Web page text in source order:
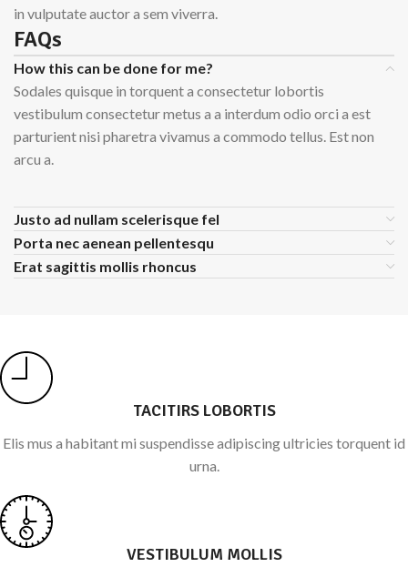
in vulputate auctor a sem viverra.
FAQs
How this can be done for me?
Sodales quisque in torquent a consectetur lobortis
vestibulum consectetur metus a a interdum odio orci a est
parturient nisi pharetra vivamus a commodo tellus. Est non
arcu a.
Justo ad nullam scelerisque fel
Porta nec aenean pellentesqu
Erat sagittis mollis rhoncus
TACITIRS LOBORTIS
Elis mus a habitant mi suspendisse adipiscing ultricies torquent id
urna.
VESTIBULUM MOLLIS